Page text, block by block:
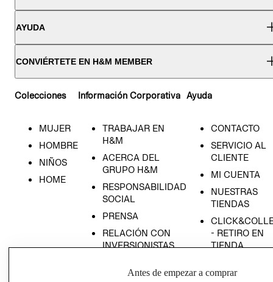
AYUDA
CONVIÉRTETE EN H&M MEMBER
Colecciones
MUJER
HOMBRE
NIÑOS
HOME
Información Corporativa
TRABAJAR EN
H&M
ACERCA DEL
GRUPO H&M
RESPONSABILIDAD
SOCIAL
PRENSA
RELACIÓN CON
INVERSIONISTAS
EMPRESARIAL
Ayuda
CONTACTO
SERVICIO AL
CLIENTE
MI CUENTA
NUESTRAS
TIENDAS
- RETIRO EN
TIENDA
CONDICIONES
Antes de empezar a comprar